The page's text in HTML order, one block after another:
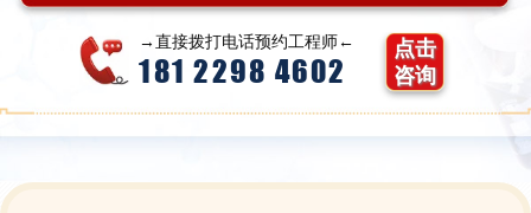
→直接拨打电话预约工程师←
181 2298 4602
点击
咨询